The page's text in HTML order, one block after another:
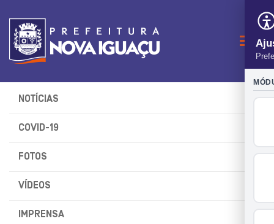
NOTÍCIAS
COVID-19
FOTOS
VÍDEOS
IMPRENSA